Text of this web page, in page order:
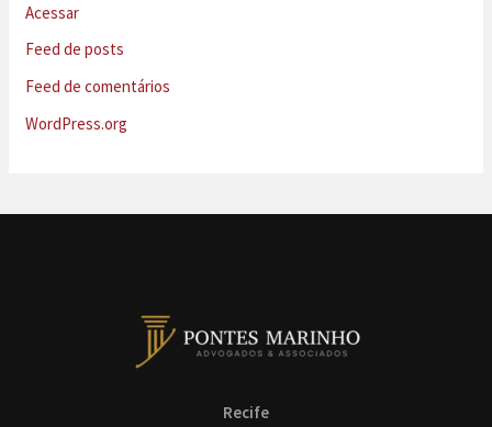
Acessar
Feed de posts
Feed de comentários
WordPress.org
Recife